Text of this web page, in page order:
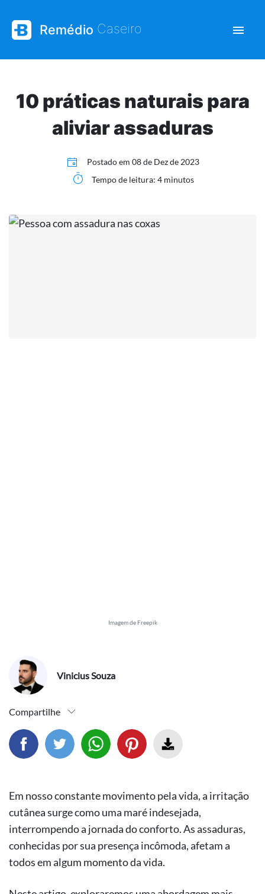
Remédio Caseiro | Saúde e bem-
10 práticas naturais para
aliviar assaduras
Postado em 08 de Dez de 2023
Tempo de leitura: 4 minutos
Imagem de Freepik
Vinicius Souza
Compartilhe
Compartilhar este artigo no facebook
Compartilhar este artigo no twitter
Compartilhar este artigo no
Em nosso constante movimento pela vida, a irritação
cutânea surge como uma maré indesejada,
interrompendo a jornada do conforto. As assaduras,
conhecidas por sua presença incômoda, afetam a
todos em algum momento da vida.